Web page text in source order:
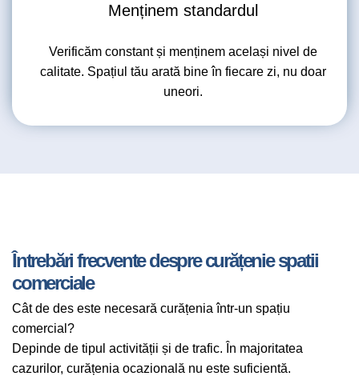
Menținem standardul
Verificăm constant și menținem același nivel de
calitate. Spațiul tău arată bine în fiecare zi, nu doar
uneori.
Întrebări frecvente despre curățenie spatii
comerciale
Cât de des este necesară curățenia într-un spațiu
comercial?
Depinde de tipul activității și de trafic. În majoritatea
cazurilor, curățenia ocazională nu este suficientă.